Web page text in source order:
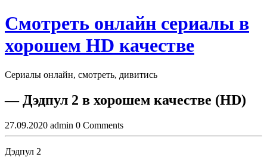
Skip
to
Смотреть онлайн сериалы в
хорошем HD качестве
Сериалы онлайн, смотреть, дивитись
Close
Button
— Дэдпул 2 в хорошем качестве (HD)
27.09.2020 admin 0 Comments
Дэдпул 2